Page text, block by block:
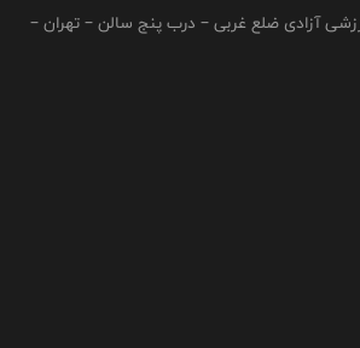
آزادی ضلع غربی – درب پنج سالن – تهران –